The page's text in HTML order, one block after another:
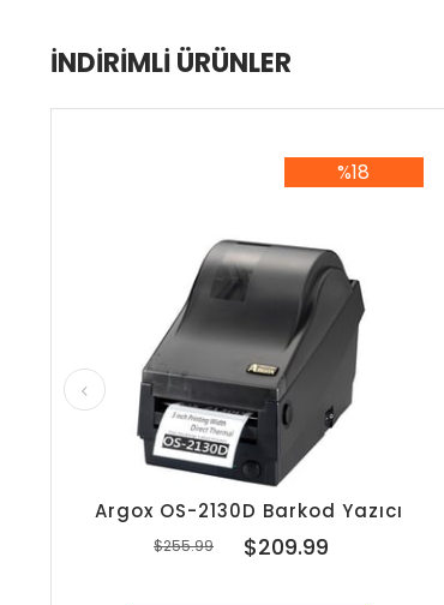
İNDIRIMLI ÜRÜNLER
Argox OS-2130D Barkod Yazıcı
$209.99
$255.99
%18